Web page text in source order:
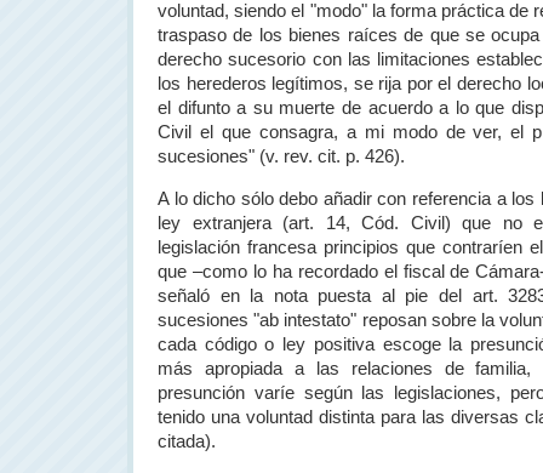
voluntad, siendo el "modo" la forma práctica de
traspaso de los bienes raíces de que se
derecho sucesorio con las limitaciones
los herederos legítimos, se rija por el derecho
el difunto a su muerte de acuerdo a lo que
Civil el que consagra, a mi modo de ver, el
sucesiones" (v. rev. cit. p. 426).
A lo dicho sólo debo añadir con referencia a
ley extranjera (art. 14, Cód. Civil) que no
legislación francesa principios que contraríen
que –como lo ha recordado el fiscal de
señaló en la nota puesta al pie del art.
sucesiones "ab intestato" reposan sobre la
cada código o ley positiva escoge la
más apropiada a las relaciones de
presunción varíe según las legislaciones,
tenido una voluntad distinta para las diversas
citada).